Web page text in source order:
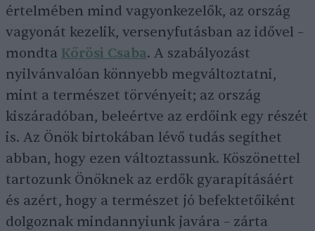
értelmében mind vagyonkezelők, az ország
vagyonát kezelik, versenyfutásban az idővel –
mondta Kőrösi Csaba. A szabályozást
nyilvánvalóan könnyebb megváltoztatni,
mint a természet törvényeit; az ország
kiszáradóban, beleértve az erdőink egy részét
is. Az Önök birtokában lévő tudás segíthet
abban, hogy ezen változtassunk. Köszönettel
tartozunk Önöknek az erdők gyarapításáért
és azért, hogy a természet jó befektetőiként
dolgoznak mindannyiunk javára – zárta